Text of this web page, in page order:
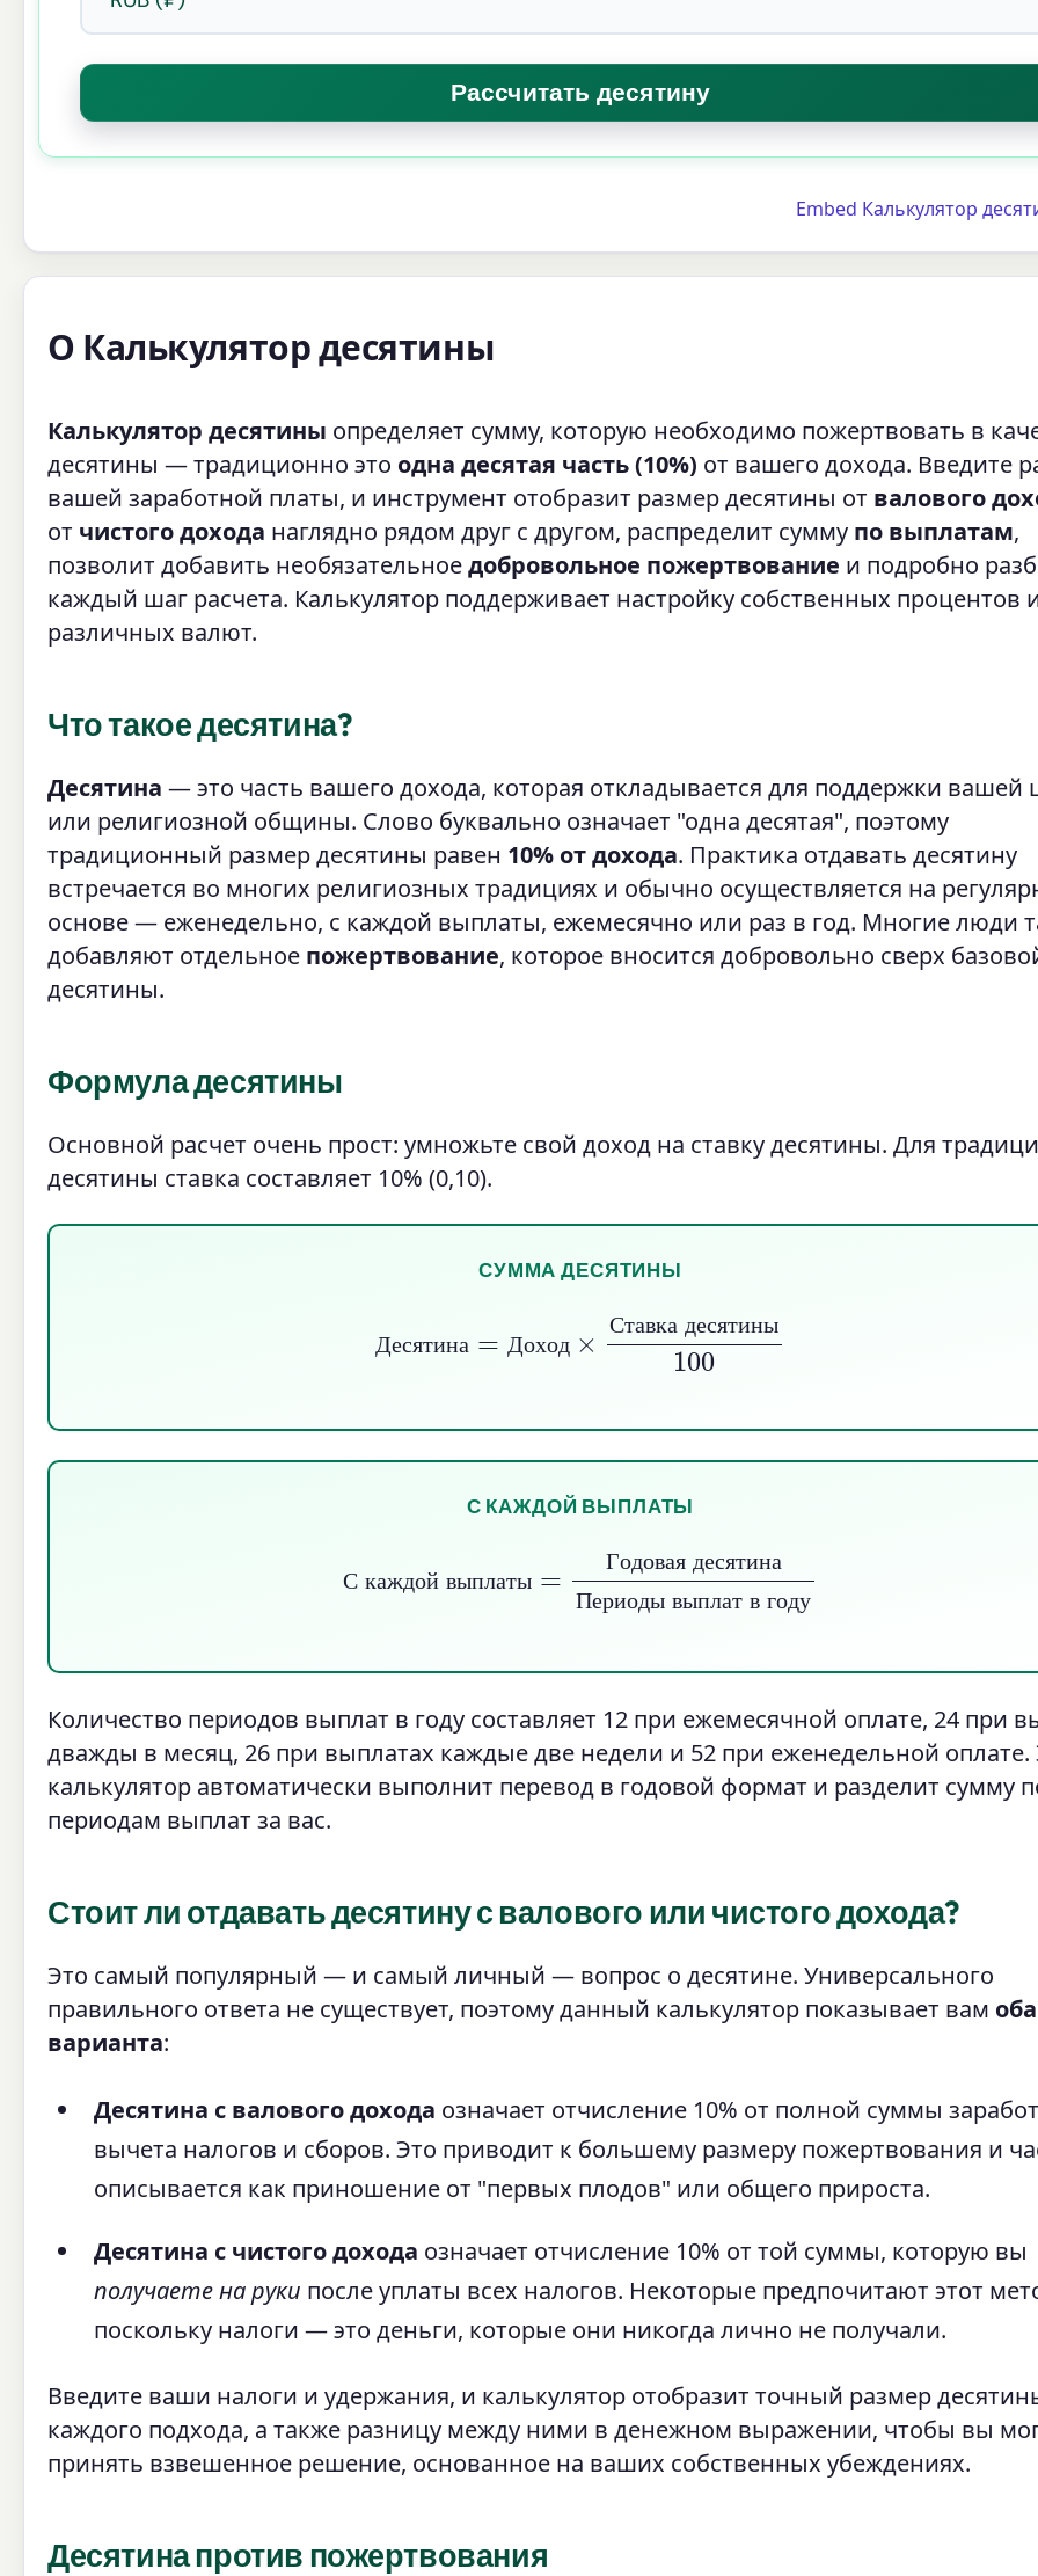
Embed Калькулятор
О Калькулятор десятины
Калькулятор десятины определяет сумму, которую необходимо пожертвовать в
десятины — традиционно это одна десятая часть (10%) от вашего дохода. Введите
вашей заработной платы, и инструмент отобразит размер десятины от валового
от чистого дохода наглядно рядом друг с другом, распределит сумму по выплатам,
позволит добавить необязательноедобровольное пожертвование и подробно
каждый шаг расчета. Калькулятор поддерживает настройку собственных процентов
различных валют.
Что такое десятина?
Десятина — это часть вашего дохода, которая откладывается для поддержки вашей
или религиозной общины. Слово буквально означает "одна десятая", поэтому
традиционный размер десятины равен 10% от дохода. Практика отдавать десятину
встречается во многих религиозных традициях и обычно осуществляется на
основе — еженедельно, с каждой выплаты, ежемесячно или раз в год. Многие люди
добавляют отдельное пожертвование, которое вносится добровольно сверх
десятины.
Формула десятины
Основной расчет очень прост: умножьте свой доход на ставку десятины. Для
десятины ставка составляет 10% (0,10).
СУММА ДЕСЯТИНЫ
Д е ся тина Д о хо д
С тавка д е ся тины
Ставка десятины
С КАЖДОЙ ВЫПЛАТЫ
С кажд ой вып ла ты
Г о до вая де с ят ина
П е ри оды вып ла т в г од у
Годовая десятинаПериоды выплат в году
Количество периодов выплат в году составляет 12 при ежемесячной оплате, 24 при
дважды в месяц, 26 при выплатах каждые две недели и 52 при еженедельной оплате.
калькулятор автоматически выполнит перевод в годовой формат и разделит сумму
периодам выплат за вас.
Стоит ли отдавать десятину с валового или чистого дохода?
Это самый популярный — и самый личный — вопрос о десятине. Универсального
правильного ответа не существует, поэтому данный калькулятор показывает вам оба
варианта:
Десятина с валового дохода означает отчисление 10% от полной суммы
вычета налогов и сборов. Это приводит к большему размеру пожертвования и
описывается как приношение от "первых плодов" или общего прироста.
Десятина с чистого дохода означает отчисление 10% от той суммы, которую вы
получаете на руки после уплаты всех налогов. Некоторые предпочитают этот
поскольку налоги — это деньги, которые они никогда лично не получали.
Введите ваши налоги и удержания, и калькулятор отобразит точный размер
каждого подхода, а также разницу между ними в денежном выражении, чтобы вы
принять взвешенное решение, основанное на ваших собственных убеждениях.
Десятина против пожертвования